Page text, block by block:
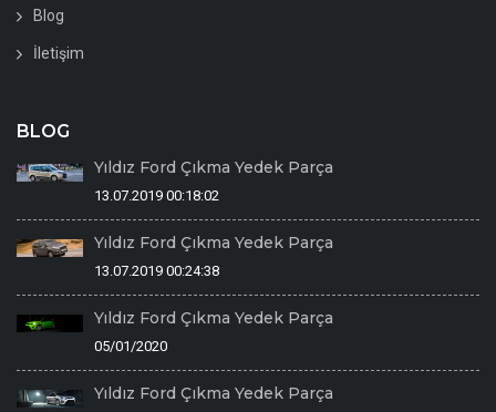
Blog
İletişim
BLOG
Yıldız Ford Çıkma Yedek Parça
13.07.2019 00:18:02
Yıldız Ford Çıkma Yedek Parça
13.07.2019 00:24:38
Yıldız Ford Çıkma Yedek Parça
05/01/2020
Yıldız Ford Çıkma Yedek Parça